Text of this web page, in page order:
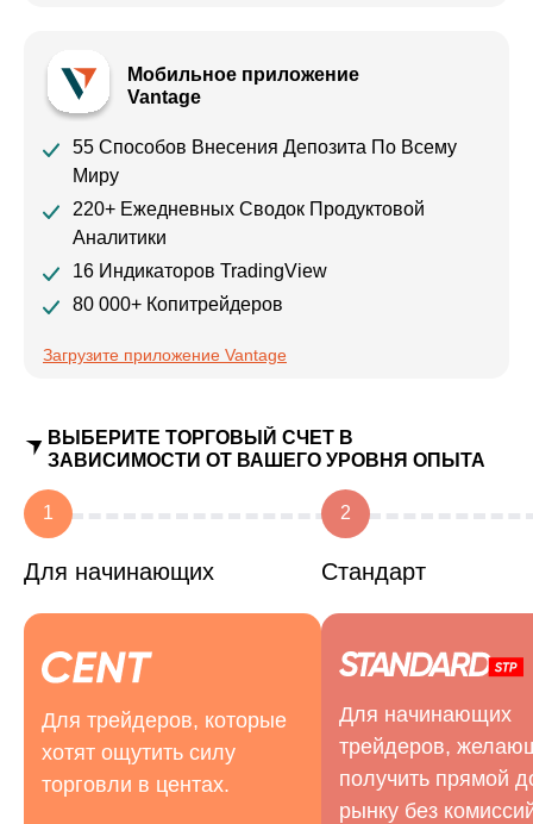
Мобильное приложение
Vantage
55 Способов Внесения Депозита По Всему
Миру
220+ Ежедневных Сводок Продуктовой
Аналитики
16 Индикаторов TradingView
80 000+ Копитрейдеров
Загрузите приложение Vantage
ВЫБЕРИТЕ ТОРГОВЫЙ СЧЕТ В
ЗАВИСИМОСТИ ОТ ВАШЕГО УРОВНЯ ОПЫТА
1
Для начинающих
Для трейдеров, которые
хотят ощутить силу
торговли в центах.
2
Стандарт
Для начинающих
трейдеров,
получить прямой
рынку без